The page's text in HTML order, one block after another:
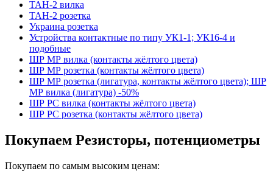
ТАН-2 вилка
ТАН-2 розетка
Украина розетка
Устройства контактные по типу УК1-1; УК16-4 и
подобные
ШР МР вилка (контакты жёлтого цвета)
ШР МР розетка (контакты жёлтого цвета)
ШР МР розетка (лигатура, контакты жёлтого цвета); ШР
МР вилка (лигатура) -50%
ШР РС вилка (контакты жёлтого цвета)
ШР РС розетка (контакты жёлтого цвета)
Покупаем Резисторы, потенциометры
Покупаем по самым высоким ценам: